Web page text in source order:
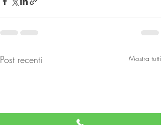
Post recenti Mostra tutti